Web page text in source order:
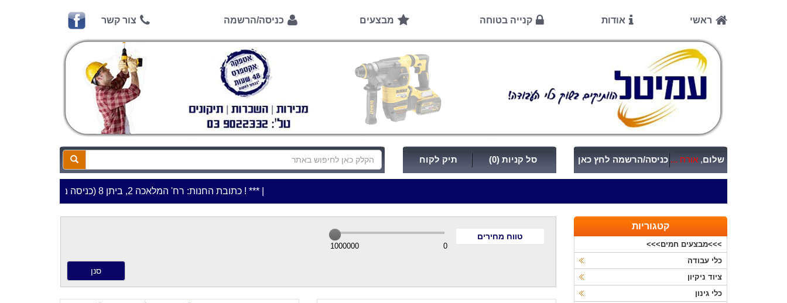
ראשי אודות קנייה בטוחה מבצעים כניסה/הרשמה צור קשר
סל קניות (0) תיק לקוח שלום, אורח ... כניסה/הרשמה לחץ כאן
***כתובת החנות: רח' המלאכה 2, ביתן 8 (כניסה מרח' עמל 5) א.ת.פארק אפק, ראש העין***
טווח מחירים
0
1000000
קטגוריות
>>>מבצעים חמים>>>
כלי עבודה
ציוד ניקיון
כלי גינון